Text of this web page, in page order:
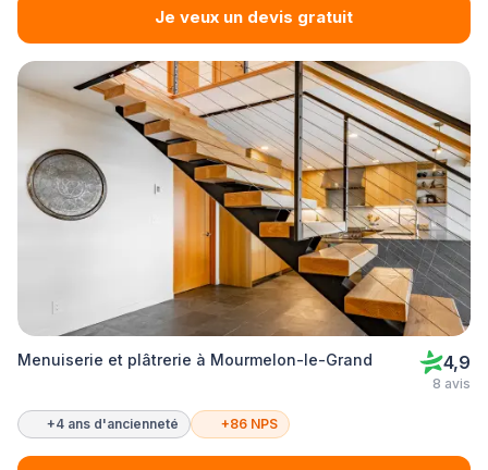
Je veux un devis gratuit
Menuiserie et plâtrerie à Mourmelon-le-Grand 4,9
8 avis
+4 ans d'ancienneté +86 NPS